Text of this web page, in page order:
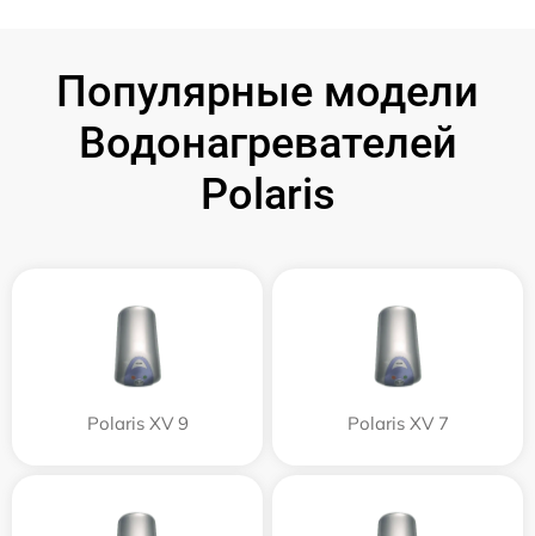
Популярные модели
Водонагревателей
Polaris
Polaris XV 9 Polaris XV 7